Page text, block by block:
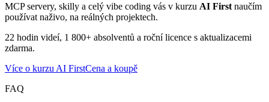
MCP servery, skilly a celý vibe coding vás v kurzu AI First naučím
používat naživo, na reálných projektech.
22 hodin videí, 1 800+ absolventů a roční licence s aktualizacemi
zdarma.
Více o kurzu AI FirstCena a koupě
FAQ